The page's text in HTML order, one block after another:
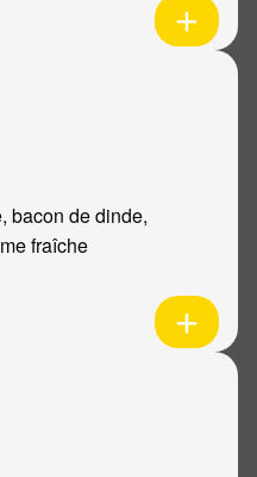
bacon de dinde,
fraîche